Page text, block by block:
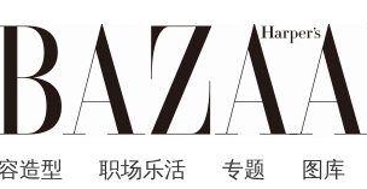
造型 职场乐活 专题 图库